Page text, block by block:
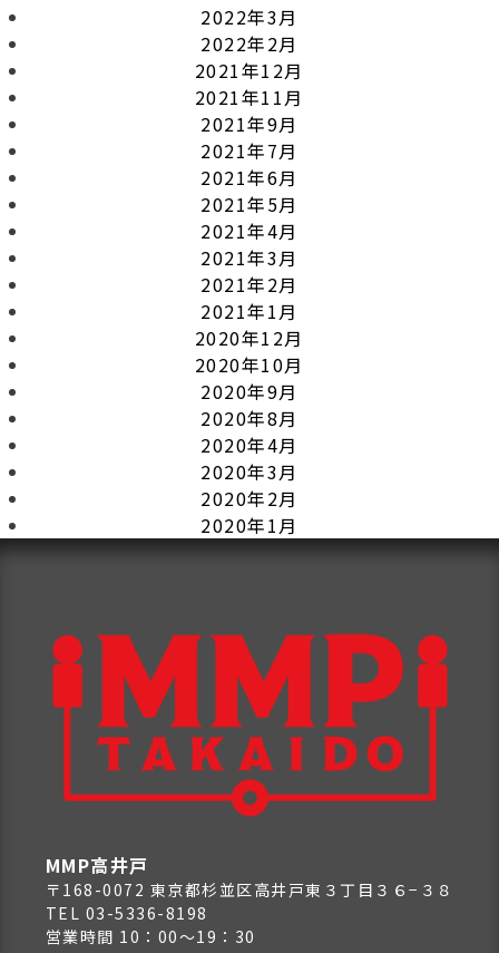
2022年3月
2022年2月
2021年12月
2021年11月
2021年9月
2021年7月
2021年6月
2021年5月
2021年4月
2021年3月
2021年2月
2021年1月
2020年12月
2020年10月
2020年9月
2020年8月
2020年4月
2020年3月
2020年2月
2020年1月
MMP高井戸
〒168-0072 東京都杉並区高井戸東３丁目３６−３８
TEL 03-5336-8198
営業時間 10：00～19：30